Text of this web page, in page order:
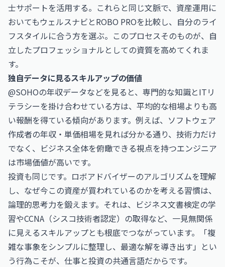
士サポートを活用する。これらと同じ文脈で、資産運用に
おいてもウェルスナビとROBO PROを比較し、自分のライ
フスタイルに合う方を選ぶ。このプロセスそのものが、自
立したプロフェッショナルとしての資質を高めてくれま
す。
独自データに見るスキルアップの価値
@SOHOの年収データなどを見ると、専門的な知識とITリ
テラシーを掛け合わせている方は、平均的な相場よりも高
い報酬を得ている傾向があります。例えば、 ソフトウェア
作成者の年収・単価相場を見れば分かる通り、技術力だけ
でなく、ビジネス全体を俯瞰できる視点を持つエンジニア
は市場価値が高いです。
投資も同じです。ロボアドバイザーのアルゴリズムを理解
し、なぜ今この資産が買われているのかを考える習慣は、
論理的思考力を鍛えます。それは、 ビジネス文書検定の学
習やCCNA（シスコ技術者認定） の取得など、一見無関係
に見えるスキルアップとも根底でつながっています。「複
雑な事象をシンプルに整理し、最適な解を導き出す」とい
う行為こそが、仕事と投資の共通言語だからです。